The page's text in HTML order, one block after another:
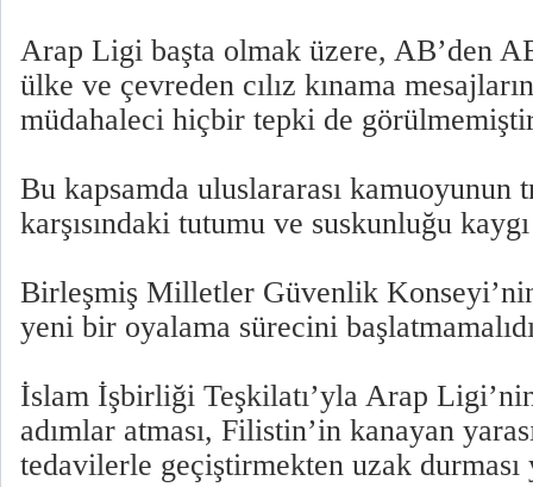
Arap Ligi başta olmak üzere, AB’den
ülke ve çevreden cılız kınama
müdahaleci hiçbir tepki de
Bu kapsamda uluslararası kamuoyunun
karşısındaki tutumu ve suskunluğu
Birleşmiş Milletler Güvenlik
yeni bir oyalama sürecini
İslam İşbirliği Teşkilatı’yla Arap
adımlar atması, Filistin’in kanayan
tedavilerle geçiştirmekten uzak durması